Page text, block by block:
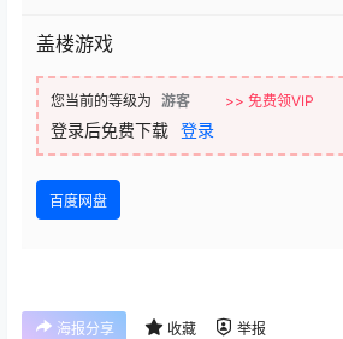
盖楼游戏
您当前的等级为 游客 >> 免费领VIP
登录后免费下载 登录
百度网盘
海报分享 收藏 举报